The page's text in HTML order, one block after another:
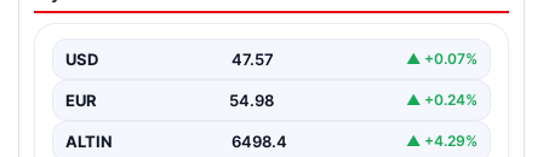
dolandırıcılık amacıyla oluşturulan sahte sosyal medya
hesaplarına karşı dikkatli…
USD 47.57 ▲ +0.07%
EUR 54.98 ▲ +0.24%
ALTIN 6498.4 ▲ +4.29%